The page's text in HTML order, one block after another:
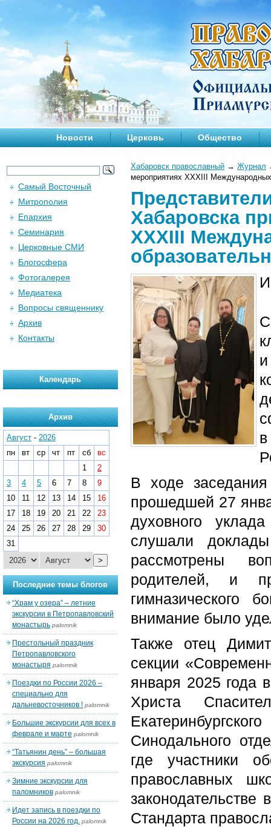
Новости Церковь Общество
Хабаровск православный → Журнал
мероприятиях XXXIII
Хабаровска
XXXIII
В ходе
прошедшей 27
духовного
слушали
рассмотрены
родителей, и
гимназического
внимание было
Также отец
секции
января 2025 года
Христа
Синодального
где участники
православных
Стандарта
Самый Восточный
Митрополия
Епархия
Семинария
Церковные СМИ
Блогосфера
Фотогалерея
Медиатека
Вопросы священнику
Архив
Контакты
Календарь
Архив
Август - 2026
пн
вт ср чт пт сб
вс
1
2
3
4 5 6 7 8
9
10
11 12 13 14 15
16
17
18 19 20 21 22
23
24
25 26 27 28 29
30
31
>
Последние темы блогов
“Храм у озера” – летние
экскурсии в Петропавловский
монастырь palomnik
Престольный праздник
Петропавловского
монастыря palomnik
Поездки по России 2026 –
специально для
дальневосточников ! palomnik
Большие экскурсии для всех в
феврале и марте palomnik
“Татьянин день” – большая
экскурсия palomnik
Зимние экскурсии для
паломников palomnik
Идет запись в поездки по
России на 2026 год. palomnik